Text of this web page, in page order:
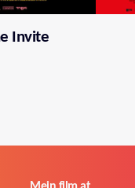
Invite